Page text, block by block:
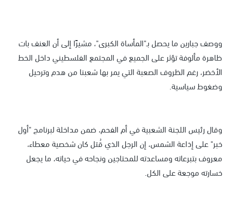
ووصف جبارين ما يحصل بـ"المأساة الكبرى"، مشيرًا إلى أن العنف بات
ظاهرة مألوفة تؤثر على الجميع في المجتمع الفلسطيني داخل الخط
الأخضر، رغم الظروف الصعبة التي يمر بها شعبنا من هدم وترحيل
وضغوط سياسية.
وقال رئيس اللجنة الشعبية في أم الفحم، ضمن مداخلة لبرنامج "أول
خبر" على إذاعة الشمس، إن الرجل الذي قُتل كان شخصية معطاء،
معروف بتبرعاته ومساعدته للمحتاجين ونجاحه في حياته، ما يجعل
خسارته موجعة على الكل.